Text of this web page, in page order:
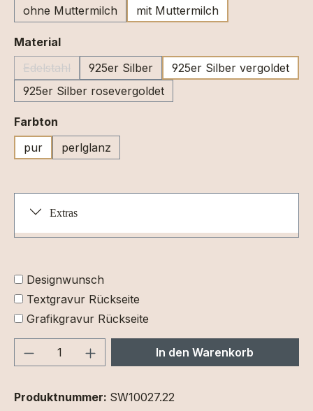
ohne Muttermilch
mit Muttermilch
Materialauswählen
Edelstahl
(Diese Option ist zurzeit nicht verfügbar.)
925er Silber
925er Silber vergoldet
925er Silber rosevergoldet
Farbton
pur
perlglanz
Extras
Designwunsch
Textgravur Rückseite
Grafikgravur Rückseite
Produkt Anzahl: Gib denIn den Warenkorb
Produktnummer: SW10027.22